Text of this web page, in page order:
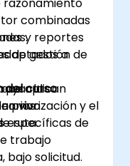
y reportes
a
la
priorización y el
ruta.
combinadas
de gestión de
aplican
vivo.
del curso
específicas de
trabajo
bajo solicitud.